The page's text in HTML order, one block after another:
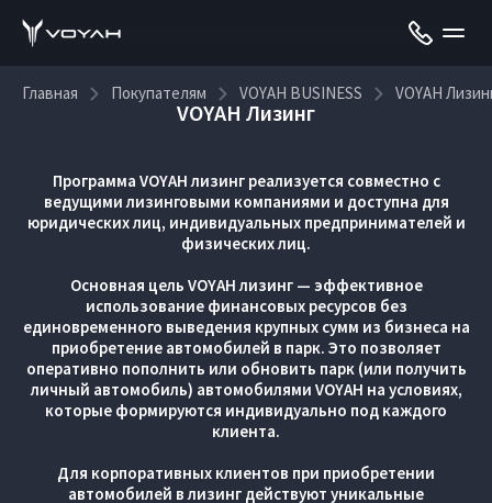
Главная Покупателям VOYAH BUSINESS VOYAH
VOYAH Лизинг
Программа VOYAH лизинг реализуется совместно с
ведущими лизинговыми компаниями и доступна для
юридических лиц, индивидуальных предпринимателей и
физических лиц.
Основная цель VOYAH лизинг — эффективное
использование финансовых ресурсов без
единовременного выведения крупных сумм из бизнеса на
приобретение автомобилей в парк. Это позволяет
оперативно пополнить или обновить парк (или получить
личный автомобиль) автомобилями VOYAH на условиях,
которые формируются индивидуально под каждого
клиента.
Для корпоративных клиентов при приобретении
автомобилей в лизинг действуют уникальные